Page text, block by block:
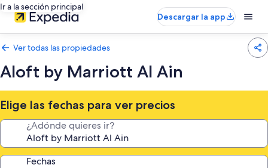
Ir a la sección principal
Descargar la app
Ver todas las propiedades
Aloft by Marriott Al Ain
Elige las fechas para ver precios
¿Adónde quieres ir?
Fechas